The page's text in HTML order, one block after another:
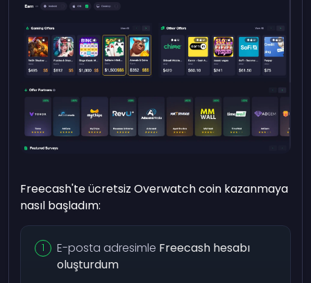
Freecash'te ücretsiz Overwatch coin kazanmaya
nasıl başladım:
E-posta adresimle Freecash hesabı
oluşturdum